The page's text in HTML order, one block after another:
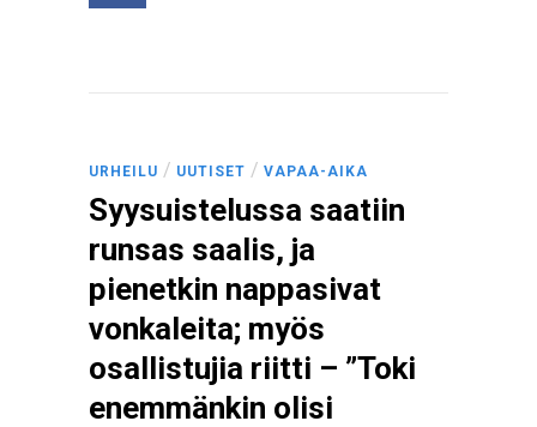
URHEILU / UUTISET / VAPAA-AIKA
Syysuistelussa saatiin
runsas saalis, ja
pienetkin nappasivat
vonkaleita; myös
osallistujia riitti – ”Toki
enemmänkin olisi